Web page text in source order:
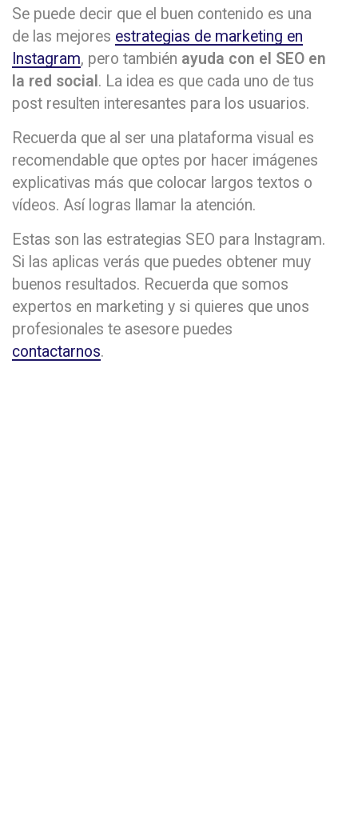
Se puede decir que el buen contenido es una
de las mejores estrategias de marketing en
Instagram, pero también ayuda con el SEO en
la red social . La idea es que cada uno de tus
post resulten interesantes para los usuarios.
Recuerda que al ser una plataforma visual es
recomendable que optes por hacer imágenes
explicativas más que colocar largos textos o
vídeos. Así logras llamar la atención.
Estas son las estrategias SEO para Instagram.
Si las aplicas verás que puedes obtener muy
buenos resultados. Recuerda que somos
expertos en marketing y si quieres que unos
profesionales te asesore puedes
contactarnos.